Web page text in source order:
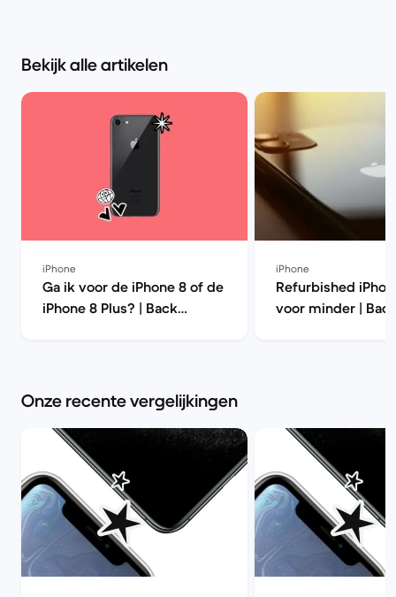
Bekijk alle artikelen
iPhone
Ga ik voor de iPhone 8 of de
iPhone 8 Plus? | Back
iPhone
Refurbished
voor minder |
Onze recente vergelijkingen